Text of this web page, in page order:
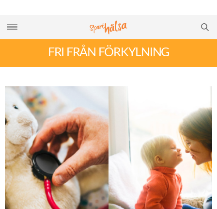
FRI FRÅN FÖRKYLNING